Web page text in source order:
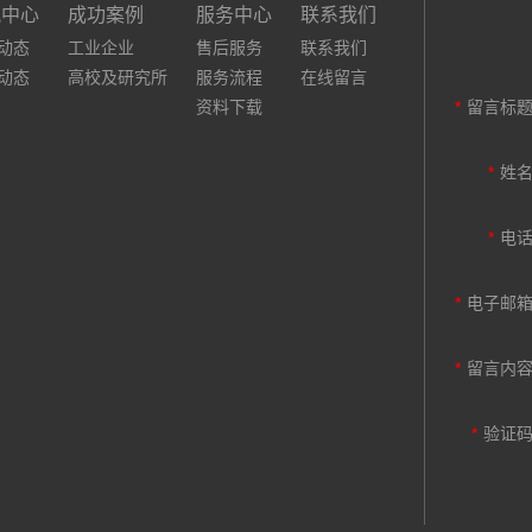
心
态
态
成功案例
工业企业
高校及研究所
服务中心
售后服务
服务流程
资料下载
联系我们
联系我们
在线留言
* 留言标
* 姓
* 电
* 电子邮
* 留言内
* 验证